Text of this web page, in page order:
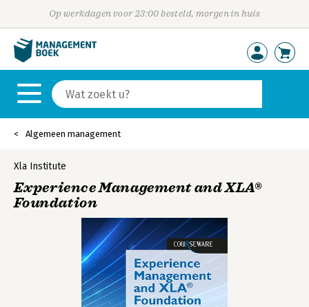
Op werkdagen voor 23:00 besteld, morgen in huis
Algemeen management
Xla Institute
Experience Management and XLA®
Foundation